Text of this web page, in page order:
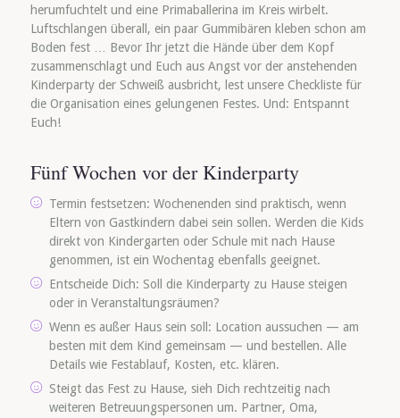
herumfuchtelt und eine Primaballerina im Kreis wirbelt.
Luftschlangen überall, ein paar Gummibären kleben schon am
Boden fest …
Bevor Ihr jetzt die Hände über dem Kopf
zusammenschlagt und Euch aus Angst vor der anstehenden
Kinderparty der Schweiß ausbricht, lest unsere Checkliste für
die Organisation eines gelungenen Festes. Und: Entspannt
Euch!
Fünf Wochen vor der Kinderparty
Termin festsetzen: Wochenenden sind praktisch, wenn
Eltern von Gastkindern dabei sein sollen. Werden die Kids
direkt von Kindergarten oder Schule mit nach Hause
genommen, ist ein Wochentag ebenfalls geeignet.
Entscheide Dich: Soll die Kinderparty zu Hause steigen
oder in Veranstaltungsräumen?
Wenn es außer Haus sein soll: Location aussuchen — am
besten mit dem Kind gemeinsam — und bestellen. Alle
Details wie Festablauf, Kosten, etc. klären.
Steigt das Fest zu Hause, sieh Dich rechtzeitig nach
weiteren Betreuungspersonen um. Partner, Oma,